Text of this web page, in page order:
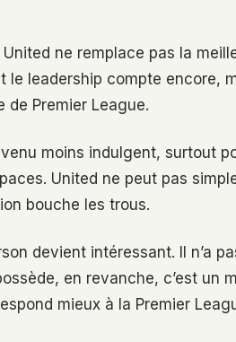
United ne remplace pas la
le leadership compte encore,
de Premier League.
moins indulgent, surtout
United ne peut pas
bouche les trous.
devient intéressant. Il n’a
en revanche, c’est un
mieux à la Premier